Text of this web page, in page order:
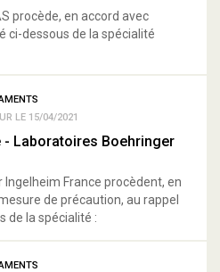
procède, en accord avec
ci-dessous de la spécialité
LE 15/04/2021
- Laboratoires Boehringer
Ingelheim France procèdent, en
de précaution, au rappel
de la spécialité :